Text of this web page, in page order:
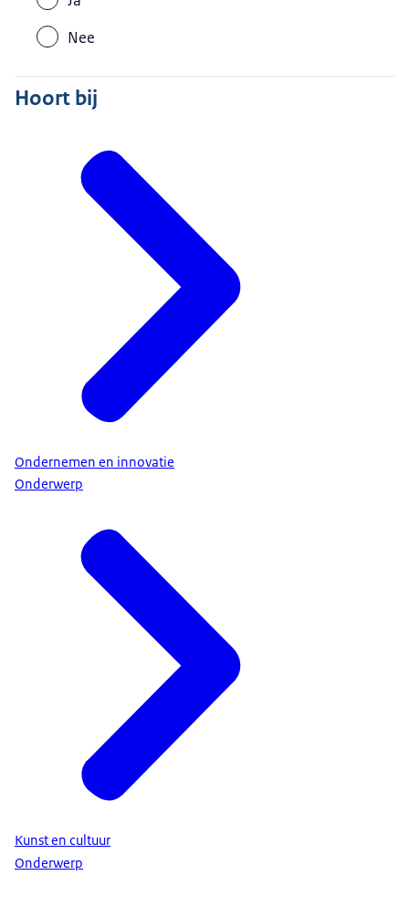
Nee
Hoort bij
Ondernemen en innovatie
Onderwerp
Kunst en cultuur
Onderwerp